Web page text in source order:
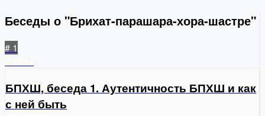
Беседы о "Брихат-парашара-хора-шастре"
# 1
БПХШ, беседа 1. Аутентичность БПХШ и как
с ней быть